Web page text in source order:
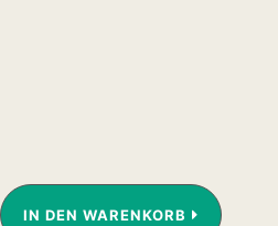
IN DEN WARENKORB